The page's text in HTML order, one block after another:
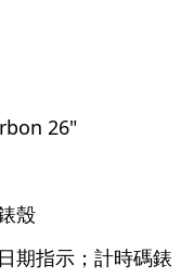
26"
殼
期指示；計時碼錶